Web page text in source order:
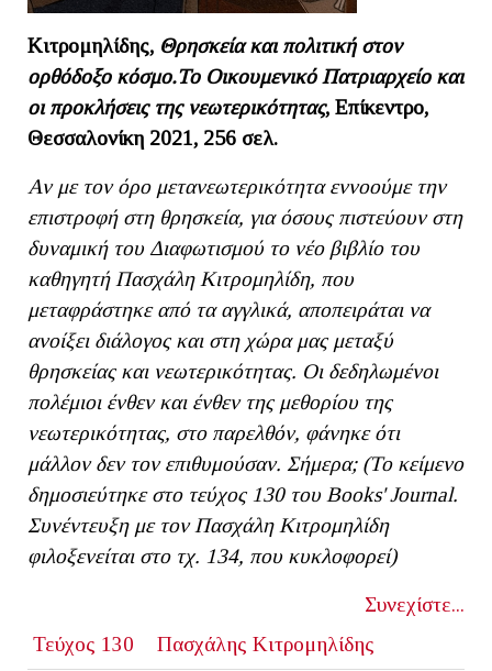
Κιτρομηλίδης, Θρησκεία και πολιτική στον
ορθόδοξο κόσμο.Το Οικουμενικό Πατριαρχείο και
οι προκλήσεις της νεωτερικότητας, Επίκεντρο,
Θεσσαλονίκη 2021, 256 σελ.
Αν με τον όρο μετανεωτερικότητα εννοούμε την
επιστροφή στη θρησκεία, για όσους πιστεύουν στη
δυναμική του Διαφωτισμού το νέο βιβλίο του
καθηγητή Πασχάλη Κιτρομηλίδη, που
μεταφράστηκε από τα αγγλικά, αποπειράται να
ανοίξει διάλογος και στη χώρα μας μεταξύ
θρησκείας και νεωτερικότητας. Οι δεδηλωμένοι
πολέμιοι ένθεν και ένθεν της μεθορίου της
νεωτερικότητας, στο παρελθόν, φάνηκε ότι
μάλλον δεν τον επιθυμούσαν. Σήμερα; (Το κείμενο
δημοσιεύτηκε στο τεύχος 130 του Books' Journal.
Συνέντευξη με τον Πασχάλη Κιτρομηλίδη
φιλοξενείται στο τχ. 134, που κυκλοφορεί)
Συνεχίστε...
Τεύχος 130
Πασχάλης Κιτρομηλίδης